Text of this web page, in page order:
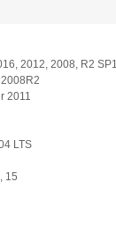
2012, 2008, R2
2011
LTS
15